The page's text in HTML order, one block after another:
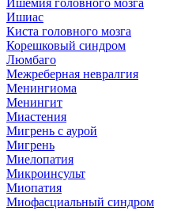
Ишиас
Киста головного мозга
Корешковый синдром
Люмбаго
Межреберная невралгия
Менингиома
Менингит
Миастения
Мигрень с аурой
Мигрень
Миелопатия
Микроинсульт
Миопатия
Миофасциальный синдром